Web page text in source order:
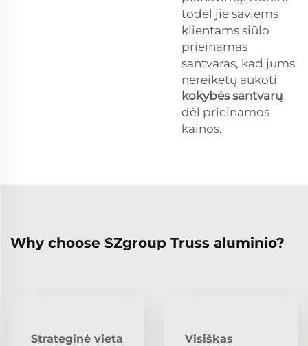
todėl jie saviems
klientams siūlo
prieinamas
santvaras, kad jums
nereikėtų aukoti
kokybės santvarų
dėl prieinamos
kainos.
Why choose SZgroup Truss aluminio?
Strateginė vieta
Visiškas